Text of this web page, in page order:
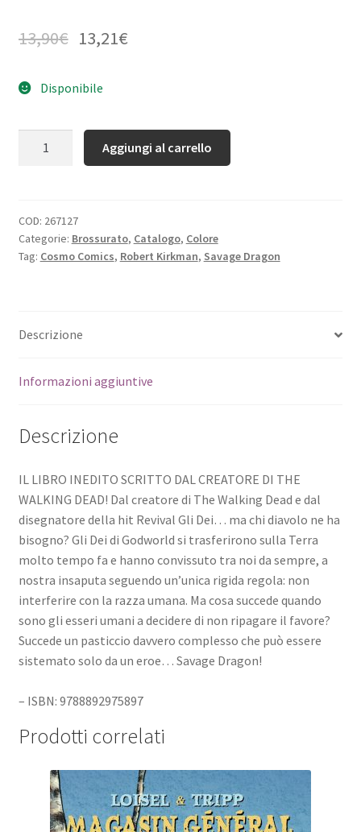
13,90€ 13,21€
Disponibile
Aggiungi al carrello
COD: 267127
Categorie: Brossurato, Catalogo, Colore
Tag: Cosmo Comics, Robert Kirkman, Savage Dragon
Descrizione
Informazioni aggiuntive
Descrizione
IL LIBRO INEDITO SCRITTO DAL CREATORE DI THE
WALKING DEAD! Dal creatore di The Walking Dead e dal
disegnatore della hit Revival Gli Dei… ma chi diavolo ne ha
bisogno? Gli Dei di Godworld si trasferirono sulla Terra
molto tempo fa e hanno convissuto tra noi da sempre, a
nostra insaputa seguendo un’unica rigida regola: non
interferire con la razza umana. Ma cosa succede quando
sono gli esseri umani a decidere di non ripagare il favore?
Succede un pasticcio davvero complesso che può essere
sistemato solo da un eroe… Savage Dragon!
– ISBN: 9788892975897
Prodotti correlati